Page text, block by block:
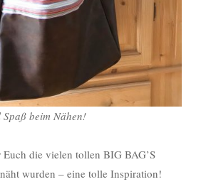
beim Nähen!
die vielen tollen BIG BAG’S
wurden – eine tolle Inspiration!